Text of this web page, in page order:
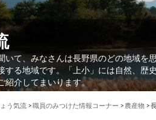
いて、みなさんは長野県のどの地域
する地域です。「上小」には自然、
紹介してまいります。
う気流 >職員のみつけた情報コーナー > 農産物 >